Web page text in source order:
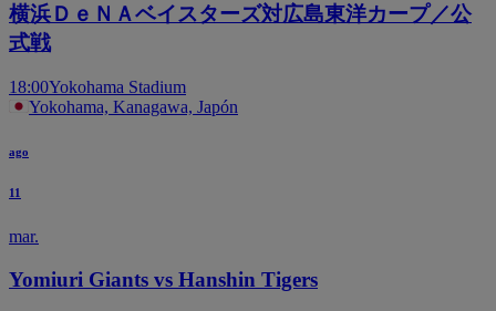
横浜ＤｅＮＡベイスターズ対広島東洋カープ／公
式戦
18:00Yokohama Stadium
Yokohama, Kanagawa, Japón
ago
11
mar.
Yomiuri Giants vs Hanshin Tigers